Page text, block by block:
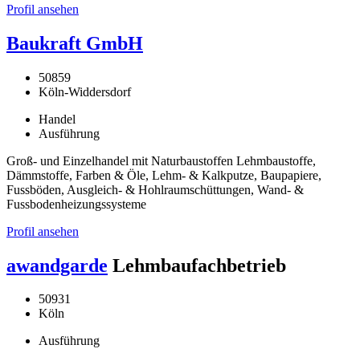
Profil ansehen
Baukraft GmbH
50859
Köln-Widdersdorf
Handel
Ausführung
Groß- und Einzelhandel mit Naturbaustoffen Lehmbaustoffe,
Dämmstoffe, Farben & Öle, Lehm- & Kalkputze, Baupapiere,
Fussböden, Ausgleich- & Hohlraumschüttungen, Wand- &
Fussbodenheizungssysteme
Profil ansehen
awandgarde Lehmbaufachbetrieb
50931
Köln
Ausführung